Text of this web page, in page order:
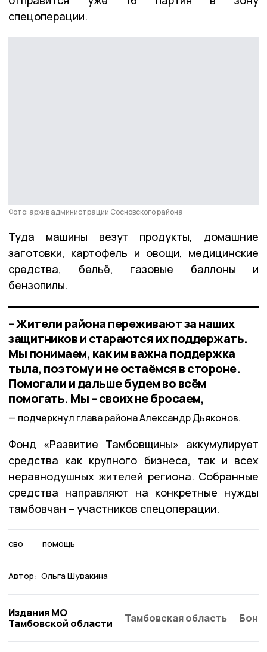
спецоперации.
Фото: архив администрации Сосновского района
Туда машины везут продукты, домашние
заготовки, картофель и овощи, медицинские
средства, бельё, газовые баллоны и
бензопилы.
– Жители района переживают за наших
защитников и стараются их поддержать.
Мы понимаем, как им важна поддержка
тыла, поэтому и не остаёмся в стороне.
Помогали и дальше будем во всём
помогать. Мы – своих не бросаем,
подчеркнул глава района Александр Дьяконов.
Фонд «Развитие Тамбовщины» аккумулирует
средства как крупного бизнеса, так и всех
неравнодушных жителей региона. Собранные
средства направляют на конкретные нужды
тамбовчан – участников спецоперации.
сво помощь
Автор: Ольга Шувакина
Издания МО
Тамбовской области
Тамбовская область